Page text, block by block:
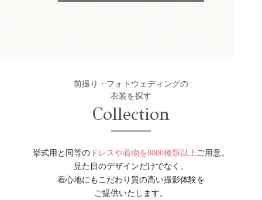
前撮り・フォトウェディングの
衣装を探す
Collection
挙式用と同等の ドレスや着物を8000種類以上 ご用意。
見た目のデザインだけでなく、
着心地にもこだわり質の高い撮影体験を
ご提供いたします。